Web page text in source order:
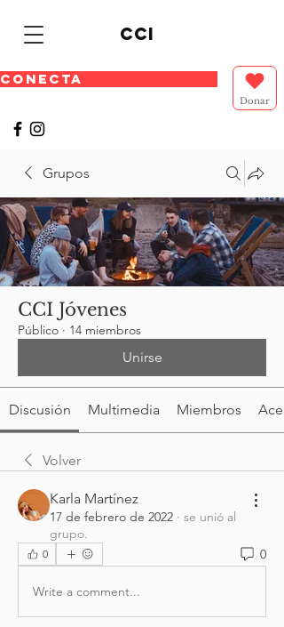
cci
CONECTA
Donar
Grupos
CCI Jóvenes
Público · 14 miembros
Unirse
Discusión Multimedia Miembros
Volver
Karla Martínez
17 de febrero de 2022 · se unió al
grupo.
0 0
Write a comment...